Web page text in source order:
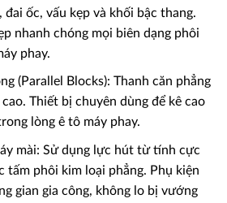
đai ốc, vấu kẹp và khối bậc thang.
nhanh chóng mọi biên dạng phôi
phay.
(Parallel Blocks): Thanh căn phẳng
Thiết bị chuyên dùng để kê cao
lòng ê tô máy phay.
mài: Sử dụng lực hút từ tính cực
tấm phôi kim loại phẳng. Phụ kiện
gian gia công, không lo bị vướng